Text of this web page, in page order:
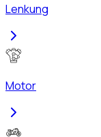
Lenkung
Motor